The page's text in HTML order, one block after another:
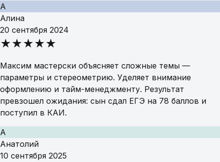
А
Алина
20 сентября 2024
★★★★★
Максим мастерски объясняет сложные темы —
параметры и стереометрию. Уделяет внимание
оформлению и тайм-менеджменту. Результат
превзошел ожидания: сын сдал ЕГЭ на 78 баллов и
поступил в КАИ.
А
Анатолий
10 сентября 2025